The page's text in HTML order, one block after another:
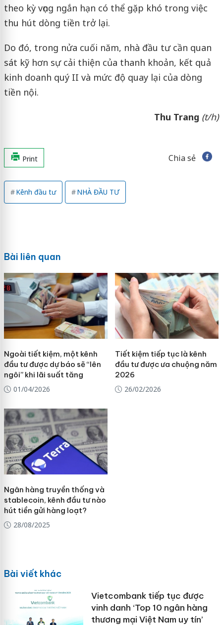
theo kỳ vọng ngắn hạn có thể gặp khó trong việc
thu hút dòng tiền trở lại.
Do đó, trong nửa cuối năm, nhà đầu tư cần quan
sát kỹ hơn sự cải thiện của thanh khoản, kết quả
kinh doanh quý II và mức độ quay lại của dòng
tiền nội.
Thu Trang (t/h)
Print Chia sẻ
Kênh đầu tư NHÀ ĐẦU TƯ
Bài liên quan
Ngoài tiết kiệm, một kênh
đầu tư được dự báo sẽ “lên
ngôi” khi lãi suất tăng
01/04/2026
Tiết kiệm tiếp tục là kênh
đầu tư được ưa chuộng năm
2026
26/02/2026
Ngân hàng truyền thống và
stablecoin, kênh đầu tư nào
hút tiền gửi hàng loạt?
28/08/2025
Bài viết khác
Vietcombank tiếp tục được
vinh danh ‘Top 10 ngân hàng
thương mại Việt Nam uy tín’